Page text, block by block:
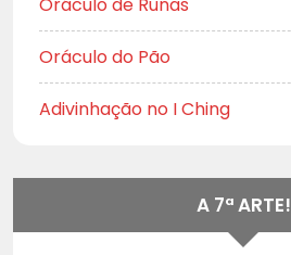
Oráculo do Pão
Adivinhação no I Ching
A 7ª ARTE!